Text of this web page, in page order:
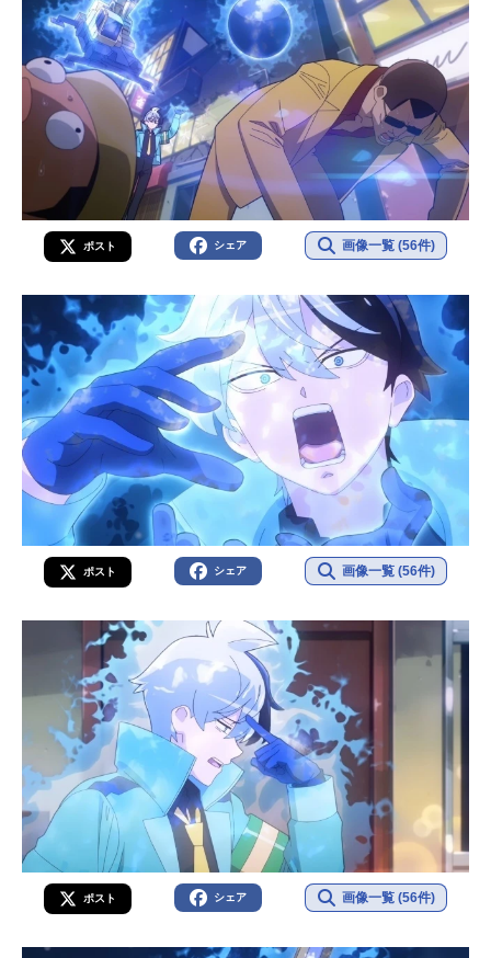
ポスト シェア 画像一覧 (56件)
ポスト シェア 画像一覧 (56件)
ポスト シェア 画像一覧 (56件)